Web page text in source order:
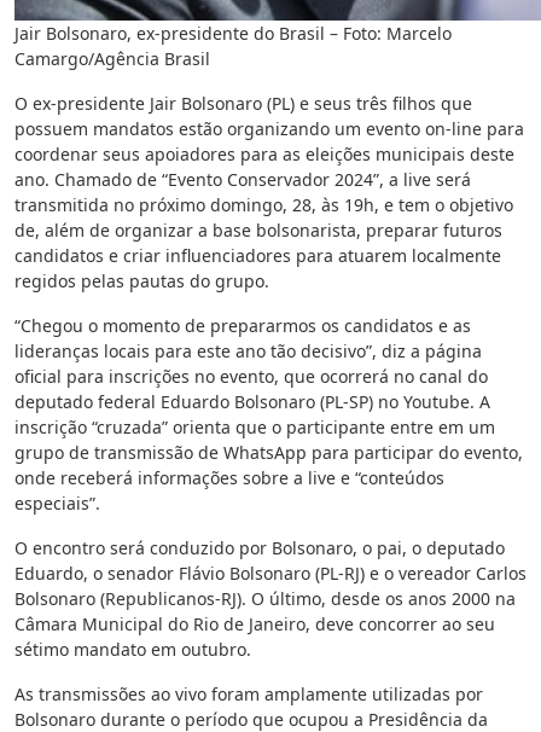
Jair Bolsonaro, ex-presidente do Brasil – Foto: Marcelo
Camargo/Agência Brasil
O ex-presidente Jair Bolsonaro (PL) e seus três filhos que
possuem mandatos estão organizando um evento on-line para
coordenar seus apoiadores para as eleições municipais deste
ano. Chamado de “Evento Conservador 2024”, a live será
transmitida no próximo domingo, 28, às 19h, e tem o objetivo
de, além de organizar a base bolsonarista, preparar futuros
candidatos e criar influenciadores para atuarem localmente
regidos pelas pautas do grupo.
“Chegou o momento de prepararmos os candidatos e as
lideranças locais para este ano tão decisivo”, diz a página
oficial para inscrições no evento, que ocorrerá no canal do
deputado federal Eduardo Bolsonaro (PL-SP) no Youtube. A
inscrição “cruzada” orienta que o participante entre em um
grupo de transmissão de WhatsApp para participar do evento,
onde receberá informações sobre a live e “conteúdos
especiais”.
O encontro será conduzido por Bolsonaro, o pai, o deputado
Eduardo, o senador Flávio Bolsonaro (PL-RJ) e o vereador Carlos
Bolsonaro (Republicanos-RJ). O último, desde os anos 2000 na
Câmara Municipal do Rio de Janeiro, deve concorrer ao seu
sétimo mandato em outubro.
As transmissões ao vivo foram amplamente utilizadas por
Bolsonaro durante o período que ocupou a Presidência da